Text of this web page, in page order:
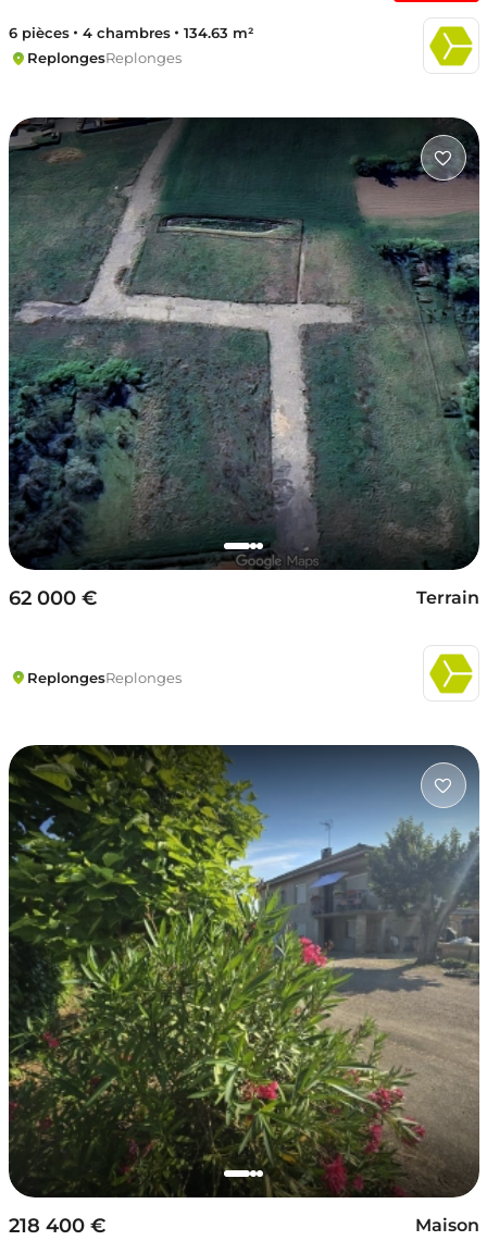
6 pièces 4 chambres
134.63 m²
ReplongesReplonges
62 000 € Terrain
ReplongesReplonges
218 400 € Maison